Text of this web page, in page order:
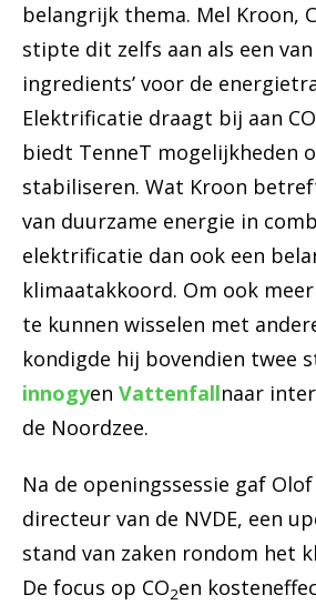
belangrijk thema. Mel Kroon,
stipte dit zelfs aan als een van
ingredients’ voor de
Elektrificatie draagt bij aan CO
biedt TenneT mogelijkheden
stabiliseren. Wat Kroon
van duurzame energie in
elektrificatie dan ook een
klimaatakkoord. Om ook
te kunnen wisselen met
kondigde hij bovendien twee
innogyen Vattenfallnaar
de Noordzee.
Na de openingssessie gaf
directeur van de NVDE, een
stand van zaken rondom het
De focus op CO2en